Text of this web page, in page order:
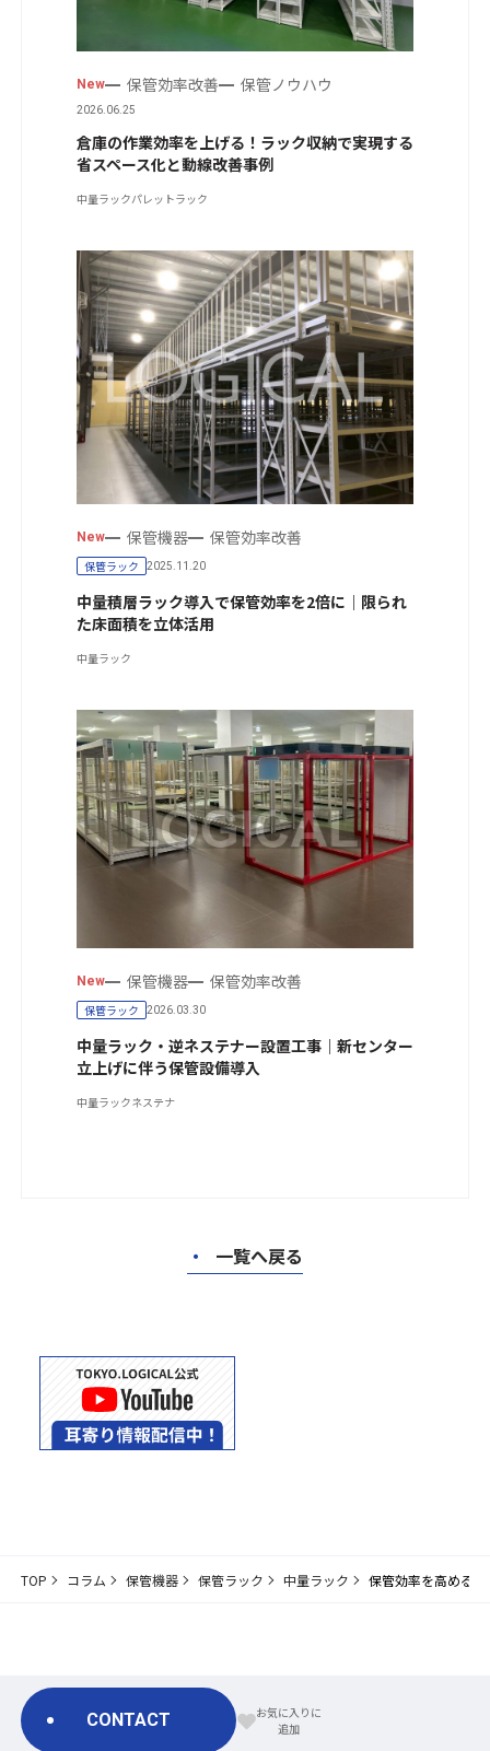
New 保管効率改善 保管ノウハウ
2026.06.25
倉庫の作業効率を上げる！ラック収納で実現する
省スペース化と動線改善事例
中量ラックパレットラック
New 保管機器 保管効率改善
保管ラック 2025.11.20
中量積層ラック導入で保管効率を2倍に｜限られ
た床面積を立体活用
中量ラック
New 保管機器 保管効率改善
保管ラック 2026.03.30
中量ラック・逆ネステナー設置工事｜新センター
立上げに伴う保管設備導入
中量ラックネステナ
・ 一覧へ戻る
TOP コラム 保管機器 保管ラック 中量ラック 保管効率を高める
CONTACT